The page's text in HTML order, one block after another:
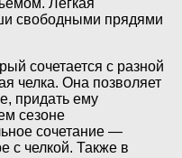
свободными прядями
сочетается с разной
челка. Она позволяет
придать ему
сезоне
сочетание —
с челкой. Также в